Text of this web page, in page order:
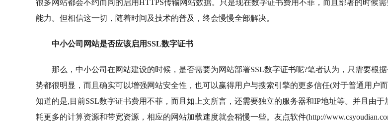
很多网站都会不约而同的启用HTTPS传输网站数据。只是现在数字证书费用不菲，而且部署的时候
能力。但相信这一切，随着时间及技术的普及，终会慢慢全部解决。
中小公司网站是否应该启用SSL数字证书
那么，中小公司在网站建设的时候，是否需要为网站部署SSL数字证书呢?笔者认为，只需要根
势都很明显，而且确实可以增强网站安全性，也可以赢得用户与搜索引擎的更多信任(对于普通用户
知道的是,目前SSL数字证书费用不菲，而且如上文所言，还需要独立的服务器和IP地址等。并且由
耗更多的计算资源和带宽资源，相应的网站加载速度就会稍慢一些。友点软件(http://